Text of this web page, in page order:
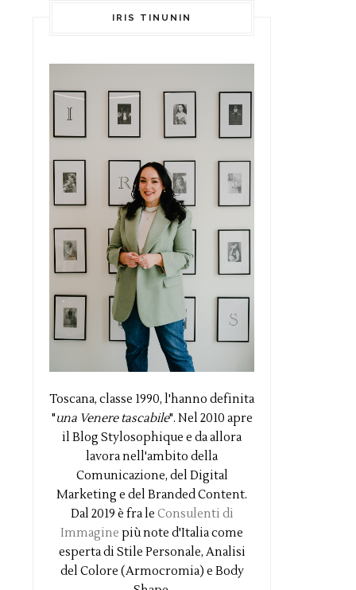
IRIS TINUNIN
Toscana, classe 1990, l'hanno definita
"una Venere tascabile". Nel 2010 apre
il Blog Stylosophique e da allora
lavora nell'ambito della
Comunicazione, del Digital
Marketing e del Branded Content.
Dal 2019 è fra le Consulenti di
Immagine più note d'Italia come
esperta di Stile Personale, Analisi
del Colore (Armocromia) e Body